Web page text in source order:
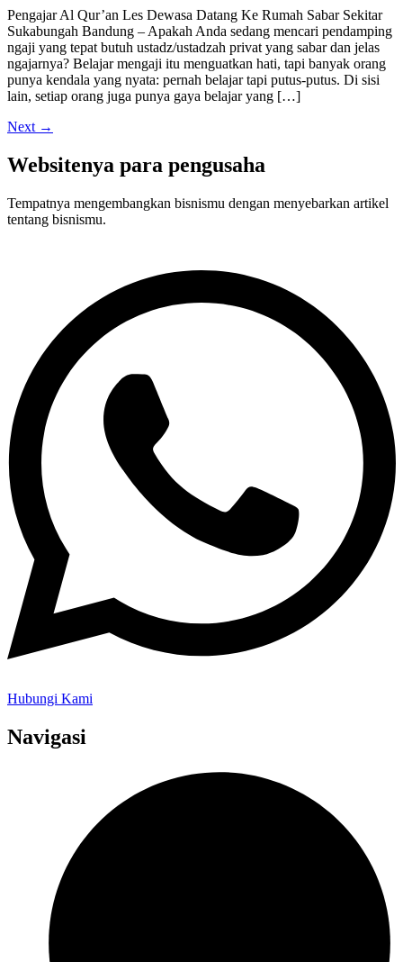
Pengajar Al Qur’an Les Dewasa Datang Ke Rumah Sabar Sekitar
Sukabungah Bandung – Apakah Anda sedang mencari pendamping
ngaji yang tepat butuh ustadz/ustadzah privat yang sabar dan jelas
ngajarnya? Belajar mengaji itu menguatkan hati, tapi banyak orang
punya kendala yang nyata: pernah belajar tapi putus-putus. Di sisi
lain, setiap orang juga punya gaya belajar yang […]
Next →
Websitenya para pengusaha
Tempatnya mengembangkan bisnismu dengan menyebarkan artikel
tentang bisnismu.
Hubungi Kami
Navigasi